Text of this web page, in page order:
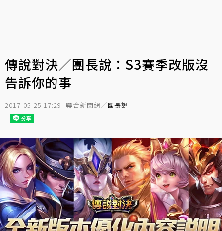
傳說對決／團長說：S3賽季改版沒
告訴你的事
2017-05-25 17:29 聯合新聞網／團長說